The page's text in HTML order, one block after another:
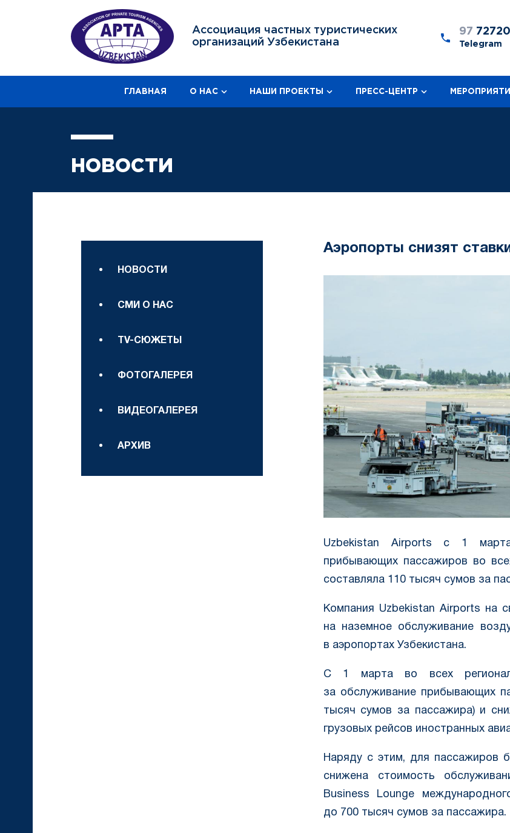
Ассоциация частных туристических
организаций Узбекистана
97
Telegram
ГЛАВНАЯ О НАС НАШИ ПРОЕКТЫ ПРЕСС-ЦЕНТР
НОВОСТИ
НОВОСТИ
СМИ О НАС
TV-СЮЖЕТЫ
ФОТОГАЛЕРЕЯ
ВИДЕОГАЛЕРЕЯ
АРХИВ
Аэропорты снизят
Uzbekistan Airports с 1
прибывающих пассажиров во
составляла 110 тысяч сумов за
Компания Uzbekistan Airports на
на наземное обслуживание
в аэропортах Узбекистана.
С 1 марта во всех
за обслуживание прибывающих
тысяч сумов за пассажира) и
грузовых рейсов иностранных
Наряду с этим, для пассажиров
снижена стоимость
Business Lounge
до 700 тысяч сумов за пассажира.